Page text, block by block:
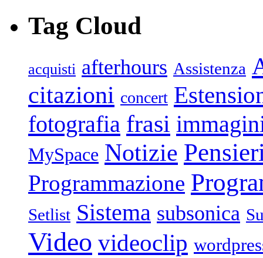
Tag Cloud
acquisti afterhours Assistenza
citazioni concert
fotografia frasi
MySpace Notizie
Programmazione
Setlist Sistema subsonica
Video videoclip